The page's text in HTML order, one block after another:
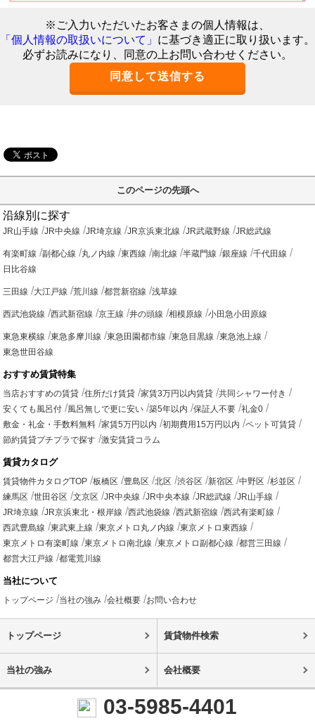
※ご入力いただいたお客さまの個人情報は、
「個人情報の取扱いについて」 に基づき適正に取り扱います。
必ずお読みになり、同意の上お問い合わせください。
このページの先頭へ
沿線別に探す
JR山手線 JR中央線 JR埼京線 JR京浜東北線 JR武蔵野線 JR総武線
有楽町線 副都心線 丸ノ内線 東西線 南北線 半蔵門線 銀座線
千代田線
日比谷線
三田線 大江戸線 荒川線 都営新宿線 浅草線
西武池袋線 西武新宿線 京王線 井の頭線 相模原線 小田急小田原線
東急東横線 東急多摩川線 東急田園都市線 東急目黒線
東急池上線
東急世田谷線
おすすめ賃貸特集
当店おすすめの賃貸 住所だけ賃貸 家賃3万円以内賃貸
共同シャワー付き
安くても風呂付
風呂無しで更に安い 築5年以内 保証人不要
礼金0
敷金・礼金・手数料無料
家賃5万円以内 初期費用15万円以内
ペット可賃貸
節約賃貸プチプラで探す
激安賃貸コラム
賃貸カタログ
賃貸物件カタログTOP 板橋区 豊島区 北区 渋谷区 新宿区 中野区
杉並区
練馬区
世田谷区 文京区 JR中央線 JR中央本線 JR総武線
JR山手線
JR埼京線
JR京浜東北・根岸線 西武池袋線 西武新宿線
西武有楽町線
西武豊島線
東武東上線 東京メトロ丸ノ内線
東京メトロ東西線
東京メトロ有楽町線
東京メトロ南北線 東京メトロ副都心線
都営三田線
都営大江戸線
都電荒川線
当社について
トップページ 当社の強み 会社概要 お問い合わせ
トップページ 賃貸物件検索
当社の強み 会社概要
03-5985-4401